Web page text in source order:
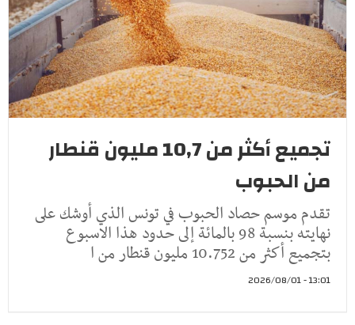
تجميع أكثر من 10,7 مليون قنطار
من الحبوب
تقدم موسم حصاد الحبوب في تونس الذي أوشك على
نهايته بنسبة 98 بالمائة إلى حدود هذا الاسبوع
بتجميع أكثر من 10.752 مليون قنطار من ا
13:01 - 2026/08/01